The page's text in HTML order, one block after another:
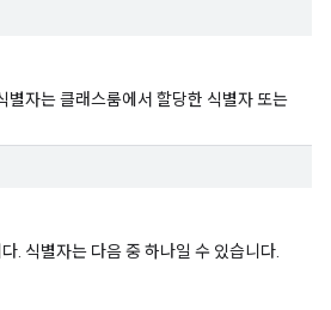
별자는 클래스룸에서 할당한 식별자 또는
. 식별자는 다음 중 하나일 수 있습니다.